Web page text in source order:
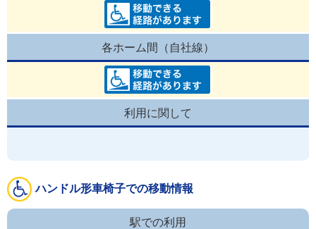
各ホーム間（自社線）
利用に関して
ハンドル形車椅子での移動情報
駅での利用